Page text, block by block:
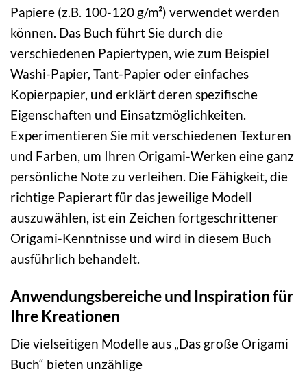
Papiere (z.B. 100-120 g/m²) verwendet werden
können. Das Buch führt Sie durch die
verschiedenen Papiertypen, wie zum Beispiel
Washi-Papier, Tant-Papier oder einfaches
Kopierpapier, und erklärt deren spezifische
Eigenschaften und Einsatzmöglichkeiten.
Experimentieren Sie mit verschiedenen Texturen
und Farben, um Ihren Origami-Werken eine ganz
persönliche Note zu verleihen. Die Fähigkeit, die
richtige Papierart für das jeweilige Modell
auszuwählen, ist ein Zeichen fortgeschrittener
Origami-Kenntnisse und wird in diesem Buch
ausführlich behandelt.
Anwendungsbereiche und Inspiration für
Ihre Kreationen
Die vielseitigen Modelle aus „Das große Origami
Buch“ bieten unzählige